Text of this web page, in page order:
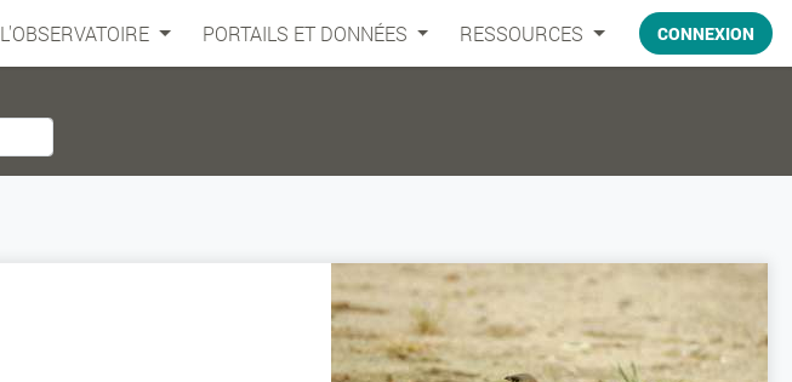
L'OBSERVATOIRE PORTAILS ET DONNÉES RESSOURCES CONNEXION